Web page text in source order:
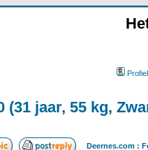
Profiel
(31 jaar, 55 kg,
Deernes.com :